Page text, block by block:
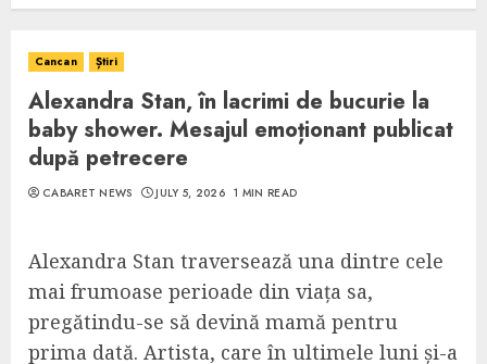
Cancan Știri
Alexandra Stan, în lacrimi de bucurie la
baby shower. Mesajul emoționant publicat
după petrecere
CABARET NEWS JULY 5, 2026 1 MIN READ
Alexandra Stan traversează una dintre cele
mai frumoase perioade din viața sa,
pregătindu-se să devină mamă pentru
prima dată. Artista, care în ultimele luni și-a